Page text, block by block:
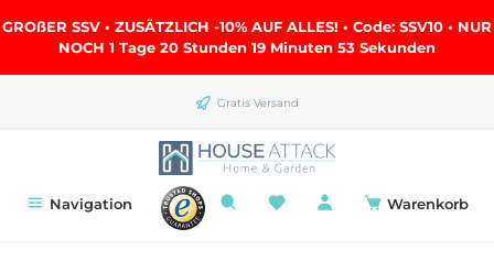
springen
GROßER SSV • ZUSÄTZLICH -10% AUF ALLES! • Code: SSV10 • NUR
NOCH 1 Tage 20 Stunden 19 Minuten 53 Sekunden
Gratis Versand
Navigation Warenkorb